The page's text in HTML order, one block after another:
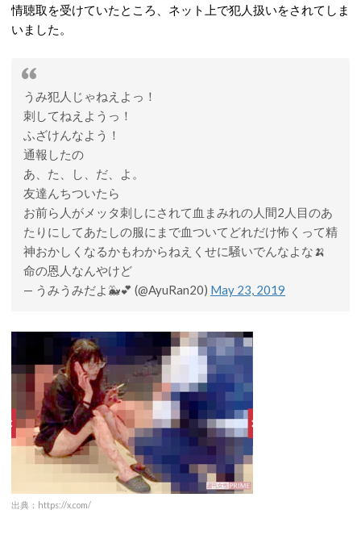
情聴取を受けていたところ、ネット上で犯人扱いをされてしま
いました。
うみ犯人じゃねえよっ！
刺してねえようっ！
ふざけんなよう！
通報したの
あ、た、し、だ、よ。
友達んちついたら
お前ら人がメッタ刺しにされて血まみれの人間2人目のあ
たりにしてあたしの服にまで血ついてどれだけ怖くって精
神おかしくなるかもわからねえくせに騒いでんなよな🍌
命の恩人なんやけど
— うみうみだよ🐳💕 (@AyuRan20) May 23, 2019
出典：https://x.com/